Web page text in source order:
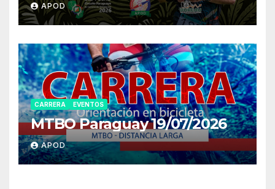
APOD
CARRERA EVENTOS
MTBO Paraguay 19/07/2026
APOD